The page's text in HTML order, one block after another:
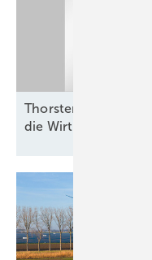
Thorsten Blanke
die